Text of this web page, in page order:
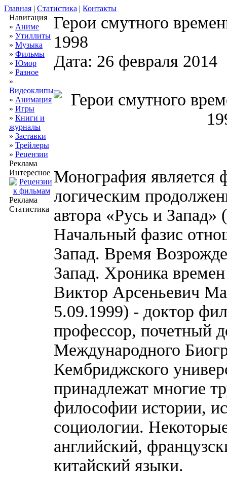
Главная | Статистика | Контакты
Навигация
» Аниме
» Утиллиты
» Музыка
» Фильмы
» Юмор
» Разное
»
Видеоклипы
» Анимация
» Игры
» Книги и
журналы
» Заставки
» Трейлеры
» Рецензии
Реклама
Интересное
Реклама
Статистика
Герои смутного
1998
Дата: 26 февраля 2014
Монография является
логическим
автора «Русь и Запад»
Начальный фазис
Запад. Время
Запад. Хроника
Виктор Арсеньевич
5.09.1999) - доктор
профессор, почетный
Международного
Кембриджского
принадлежат многие
философии истории,
социологии.
английский,
китайский языки.